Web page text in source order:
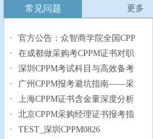
更多
常见问题
官方公告：众智商学院全国CPP
在成都做采购考CPPM证书对职
深圳CPPM考试科目与高效备考
广州CPPM报考避坑指南——采
上海CPPM证书含金量深度分析
北京CPPM采购经理证书报考指
TEST_深圳CPPM0826